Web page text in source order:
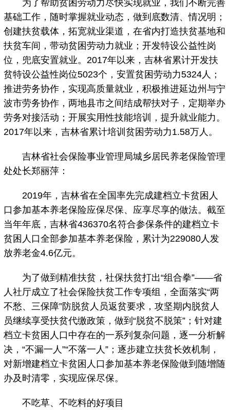
为了帮助贫困劳动力尽快实现就业，我们不断完善
基础工作，随时掌握就业动态，做到底数清、情况明；
创建扶贫载体，拓宽就业渠道，在省内打造扶贫基地和
扶贫车间，带动贫困劳动力就业；开发特设公益性岗
位，兜底安置就业。2017年以来，吉林省累计开发扶
贫特设公益性岗位5023个，安置贫困劳动力5324人；
推进劳务协作，实现高质量就业，积极推进延边州与宁
波市劳务协作，两地县市之间结成帮扶对子，定期举办
劳务对接活动；开展实用性技能培训，提升就业能力。
2017年以来，吉林省累计培训贫困劳动力1.58万人。
吉林省社会保险事业管理局城乡居民养老保险管理
处处长郑丽萍：
2019年，吉林省在全国率先完成建档立卡贫困人
口参加基本养老保险应保尽保、应享尽享的做法。截至
当年年底，吉林省436370名符合参保条件的建档立卡
贫困人口全部参加基本养老保险，累计为229080人发
放养老金4.6亿元。
为了做到精准扶贫，社保扶贫打出“组合拳”——省
人社厅成立了社会保险扶贫工作专项组，全面落实“两
不愁、三保障”防脱贫人员返贫要求，攻坚期内脱贫人
员继续享受扶贫代缴政策，做到“脱贫不脱策”；针对建
档立卡贫困人口中存在的一系列复杂问题，逐一分析解
决，“不漏一人”“不落一人”；逐步建立扶贫长效机制，
对新增建档立卡贫困人口参加基本养老保险做到随增随
办及时清零，实现应保尽保。
不吃草、不吃料的好项目